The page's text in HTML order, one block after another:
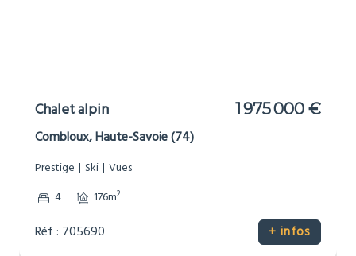
Chalet alpin 1 975 000 €
Combloux, Haute-Savoie (74)
Prestige Ski Vues
4
176m2
Réf : 705690 + infos